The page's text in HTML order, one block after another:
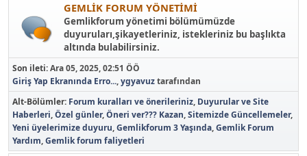
GEMLİK FORUM YÖNETİMİ
Gemlikforum yönetimi bölümümüzde
duyuruları,şikayetleriniz, istekleriniz bu başlıkta
altında bulabilirsiniz.
Son ileti:Ara 05, 2025, 02:51 ÖÖ
Giriş Yap Ekranında Erro...,ygyavuztarafından
Alt-Bölümler Forum kuralları ve önerileriniz Duyurular ve Site
Haberleri Özel günler Öneri ver??? Kazan Sitemizde Güncellemeler
Yeni üyelerimize duyuru Gemlikforum 3 Yaşında Gemlik Forum
Yardım Gemlik forum faliyetleri